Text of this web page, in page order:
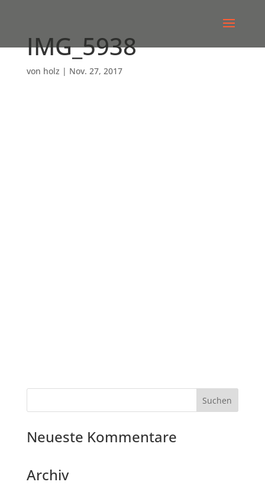
IMG_5938
von holz | Nov. 27, 2017
Neueste Kommentare
Archiv